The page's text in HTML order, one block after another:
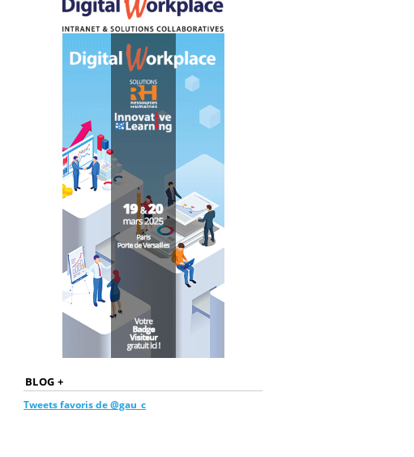
BLOG +
Tweets favoris de @gau_c